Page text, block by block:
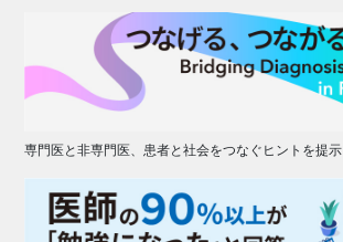
専門医と非専門医、患者と社会をつなぐヒントを提示